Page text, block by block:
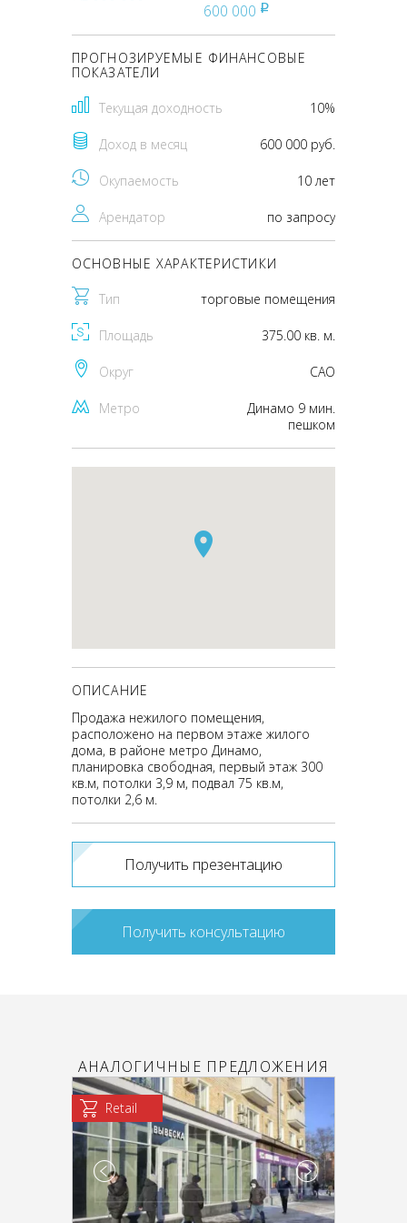
600 000 pуб
ПРОГНОЗИРУЕМЫЕ ФИНАНСОВЫЕ
ПОКАЗАТЕЛИ
Текущая доходность 10%
Доход в месяц 600 000 руб.
Окупаемость 10 лет
Арендатор по запросу
ОСНОВНЫЕ ХАРАКТЕРИСТИКИ
Тип торговые помещения
Площадь 375.00 кв. м.
Округ CАО
Метро
Динамо 9 мин.
пешком
ОПИСАНИЕ
Продажа нежилого помещения,
расположено на первом этаже жилого
дома, в районе метро Динамо,
планировка свободная, первый этаж 300
кв.м, потолки 3,9 м, подвал 75 кв.м,
потолки 2,6 м.
Получить презентацию
Получить консультацию
АНАЛОГИЧНЫЕ ПРЕДЛОЖЕНИЯ
Retail